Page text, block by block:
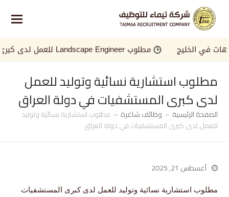
الخليج مطلوب Landscape Engineer للعمل لدى كبرى الجهات في الخليج
مطلوب استشارية نسائية وتوليد للعمل
لدى كبرى المستشفيات في دولة العراق
الصفحة الرئيسية » وظائف شاغرة » مطلوب استشارية نسائية وتوليد
للعمل لدى كبرى المستشفيات في دولة العراق
أغسطس 21, 2025
مطلوب استشارية نسائية وتوليد للعمل لدى كبرى المستشفيات